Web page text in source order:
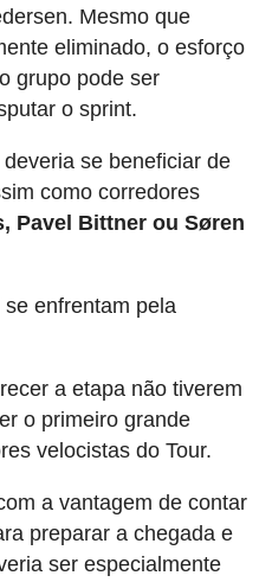
Mesmo que
eliminado, o esforço
grupo pode ser
o sprint.
se beneficiar de
como corredores
Pavel Bittner ou Søren
enfrentam pela
a etapa não tiverem
o primeiro grande
velocistas do Tour.
a vantagem de contar
preparar a chegada e
ser especialmente